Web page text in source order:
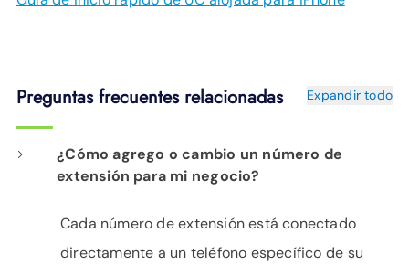
Preguntas frecuentes relacionadas Expandir todo
¿Cómo agrego o cambio un número de
extensión para mi negocio?
Cada número de extensión está conectado
directamente a un teléfono específico de su